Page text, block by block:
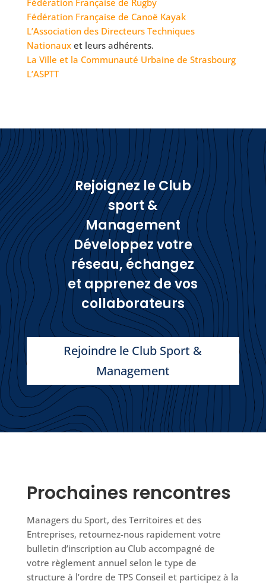
Fédération Française de Rugby
Fédération Française de Canoë Kayak
L’Association des Directeurs Techniques
Nationauxet leurs adhérents.
La Ville et la Communauté Urbaine de Strasbourg
L’ASPTT
Rejoignez le Club
sport &
Management
Développez votre
réseau, échangez
et apprenez de vos
collaborateurs
Rejoindre le Club Sport &
Management
Prochaines rencontres
Managers du Sport, des Territoires et des
Entreprises, retournez-nous rapidement votre
bulletin d’inscription au Club accompagné de
votre règlement annuel selon le type de
structure à l’ordre de TPS Conseil et participez à la